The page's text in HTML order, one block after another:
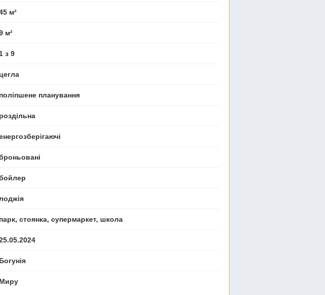
м²
м²
з 9
цегла
поліпшене планування
роздільна
парк, стоянка, супермаркет, школа
Богунія
Миру